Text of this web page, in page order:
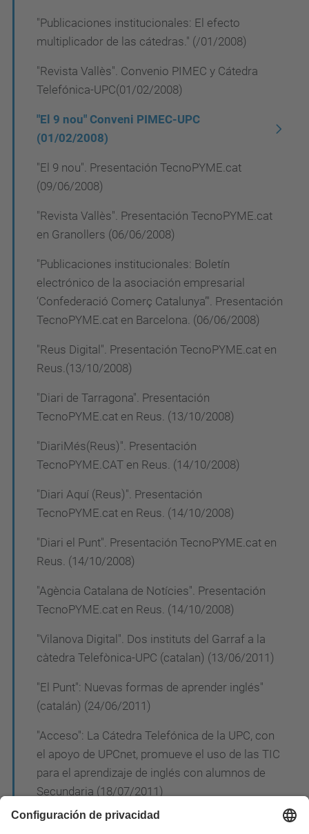
"Publicaciones institucionales: El efecto
multiplicador de las cátedras." (/01/2008)
"Revista Vallès". Convenio PIMEC y Cátedra
Telefónica-UPC(01/02/2008)
"El 9 nou" Conveni PIMEC-UPC
(01/02/2008)
"El 9 nou". Presentación TecnoPYME.cat
(09/06/2008)
"Revista Vallès". Presentación TecnoPYME.cat
en Granollers (06/06/2008)
"Publicaciones institucionales: Boletín
electrónico de la asociación empresarial
‘Confederació Comerç Catalunya’". Presentación
TecnoPYME.cat en Barcelona. (06/06/2008)
"Reus Digital". Presentación TecnoPYME.cat en
Reus.(13/10/2008)
"Diari de Tarragona". Presentación
TecnoPYME.cat en Reus. (13/10/2008)
"DiariMés(Reus)". Presentación
TecnoPYME.CAT en Reus. (14/10/2008)
"Diari Aquí (Reus)". Presentación
TecnoPYME.cat en Reus. (14/10/2008)
"Diari el Punt". Presentación TecnoPYME.cat en
Reus. (14/10/2008)
"Agència Catalana de Notícies". Presentación
TecnoPYME.cat en Reus. (14/10/2008)
"Vilanova Digital". Dos instituts del Garraf a la
càtedra Telefònica-UPC (catalan) (13/06/2011)
"El Punt": Nuevas formas de aprender inglés"
(catalán) (24/06/2011)
"Acceso": La Cátedra Telefónica de la UPC, con
el apoyo de UPCnet, promueve el uso de las TIC
para el aprendizaje de inglés con alumnos de
Secundaria (18/07/2011)